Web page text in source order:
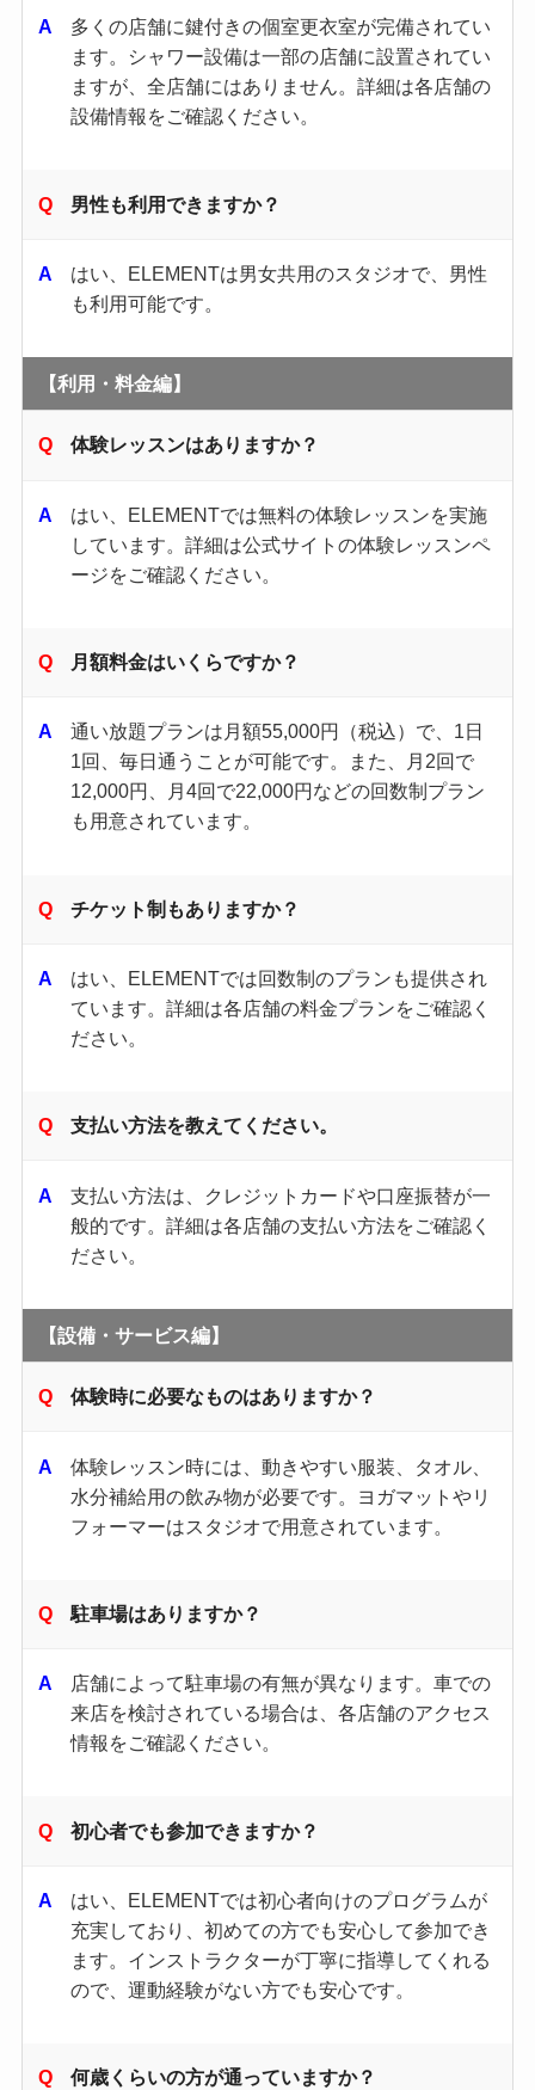
多くの店舗に鍵付きの個室更衣室が完備されてい
ます。​シャワー設備は一部の店舗に設置されてい
ますが、全店舗にはありません。​詳細は各店舗の
設備情報をご確認ください。​
男性も利用できますか？
はい、ELEMENTは男女共用のスタジオで、男性
も利用可能です。​
【利用・料金編】
体験レッスンはありますか？
はい、ELEMENTでは無料の体験レッスンを実施
しています。​詳細は公式サイトの体験レッスンペ
ージをご確認ください。​
月額料金はいくらですか？
通い放題プランは月額55,000円（税込）で、1日
1回、毎日通うことが可能です。​また、月2回で
12,000円、月4回で22,000円などの回数制プラン
も用意されています。​
チケット制もありますか？
はい、ELEMENTでは回数制のプランも提供され
ています。​詳細は各店舗の料金プランをご確認く
ださい。​
支払い方法を教えてください。
支払い方法は、クレジットカードや口座振替が一
般的です。​詳細は各店舗の支払い方法をご確認く
ださい。​
【設備・サービス編】
体験時に必要なものはありますか？
体験レッスン時には、動きやすい服装、タオル、
水分補給用の飲み物が必要です。​ヨガマットやリ
フォーマーはスタジオで用意されています。​
駐車場はありますか？
店舗によって駐車場の有無が異なります。​車での
来店を検討されている場合は、各店舗のアクセス
情報をご確認ください。​
初心者でも参加できますか？
はい、ELEMENTでは初心者向けのプログラムが
充実しており、初めての方でも安心して参加でき
ます。​インストラクターが丁寧に指導してくれる
ので、運動経験がない方でも安心です。​
何歳くらいの方が通っていますか？